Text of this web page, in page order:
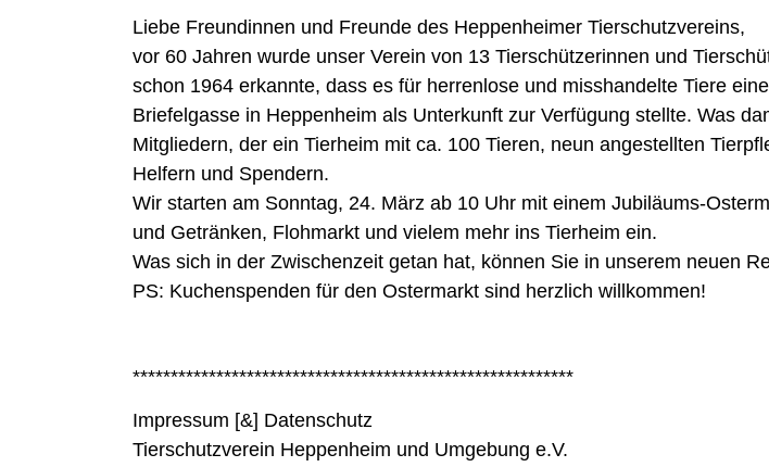
Liebe Freundinnen und Freunde des Heppenheimer Tierschutzvereins,
vor 60 Jahren wurde unser Verein von 13 Tierschützerinnen und
schon 1964 erkannte, dass es für herrenlose und misshandelte Tiere
Briefelgasse in Heppenheim als Unterkunft zur Verfügung stellte. Was
Mitgliedern, der ein Tierheim mit ca. 100 Tieren, neun angestellten
Helfern und Spendern.
Wir starten am Sonntag, 24. März ab 10 Uhr mit einem Jubiläums-
und Getränken, Flohmarkt und vielem mehr ins Tierheim ein.
Was sich in der Zwischenzeit getan hat, können Sie in unserem neuen
PS: Kuchenspenden für den Ostermarkt sind herzlich willkommen!
**********************************************************
Impressum [&] Datenschutz
Tierschutzverein Heppenheim und Umgebung e.V.